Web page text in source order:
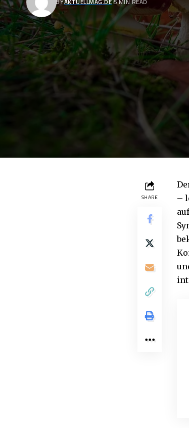
BYAKTUELLMAG.DE 5 MIN READ
SHARE
–